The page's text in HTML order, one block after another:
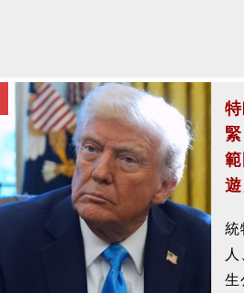
槍
示